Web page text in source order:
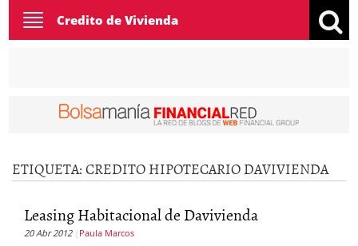
Toggle
navigation
Credito de Vivienda
ETIQUETA:CREDITO HIPOTECARIO DAVIVIENDA
Leasing Habitacional de Davivienda
20 Abr 2012 Paula Marcos